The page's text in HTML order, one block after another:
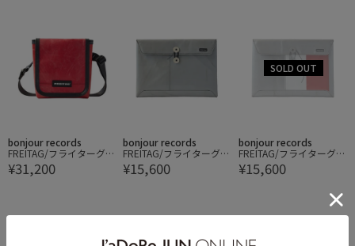
bonjour records
FREITAG/フライターグ F
RAN CROSSBODY SMALL
¥31,200
bonjour records
FREITAG/フライターグ F
411 SLEEVE for Laptop
13/14 PADDED LAPTOP
¥15,600
bonjour records
FREITAG/フライターグ F
411 SLEEVE for Laptop
13/14 PADDED LAPTOP
¥15,600